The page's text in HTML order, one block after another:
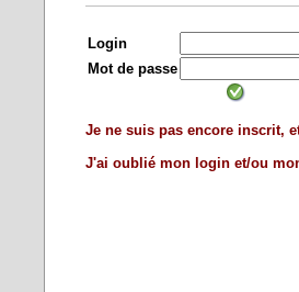
Login
Mot de passe
Je ne suis pas encore inscrit,
J'ai oublié mon login et/ou